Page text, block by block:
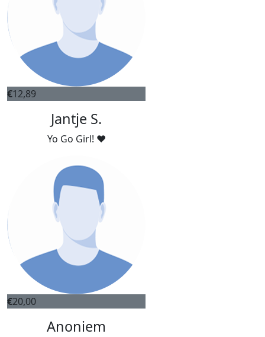
€12,89
Jantje S.
Yo Go Girl! ♥️
€20,00
Anoniem